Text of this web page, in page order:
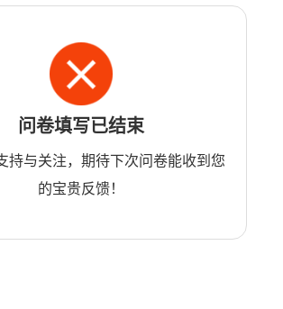
问卷填写已结束
持与关注，期待下次问卷能收到您
的宝贵反馈！